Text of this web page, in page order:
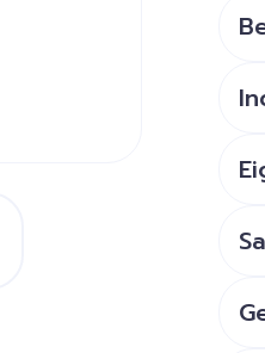
larger image